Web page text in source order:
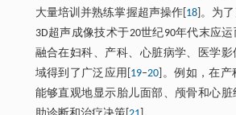
大量培训并熟练掌握超声操作[ 18 ]。为
3D超声成像技术于20世纪90年代末应
融合在妇科、产科、心脏病学、医学影
域得到了广泛应用[ 19‒20 ]。例如，在
能够直观地显示胎儿面部、颅骨和心